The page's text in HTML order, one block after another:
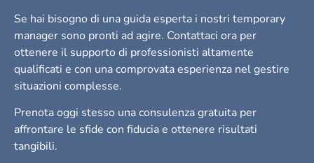
Se hai bisogno di una guida esperta i nostri temporary
manager sono pronti ad agire. Contattaci ora per
ottenere il supporto di professionisti altamente
qualificati e con una comprovata esperienza nel gestire
situazioni complesse.
Prenota oggi stesso una consulenza gratuita per
affrontare le sfide con fiducia e ottenere risultati
tangibili.